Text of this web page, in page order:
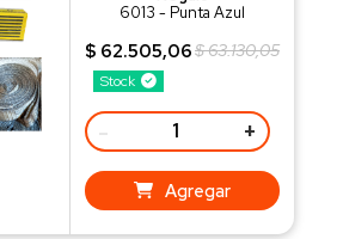
Stock
6013 - Punta Azul
$ 62.505,06$ 63.130,05
- +
Agregar